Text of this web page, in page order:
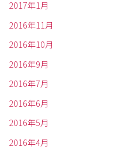
2017年1月
2016年11月
2016年10月
2016年9月
2016年7月
2016年6月
2016年5月
2016年4月